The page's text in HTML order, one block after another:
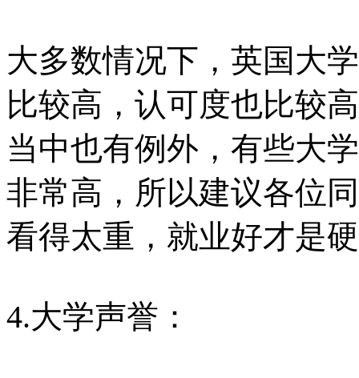
大多数情况下，英国大
比较高，认可度也比较
当中也有例外，有些大
非常高，所以建议各位
看得太重，就业好才是
4.大学声誉：